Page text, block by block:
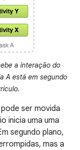
a interação do
A está em segundo
ser movida
inicia uma uma
segundo plano,
mas a